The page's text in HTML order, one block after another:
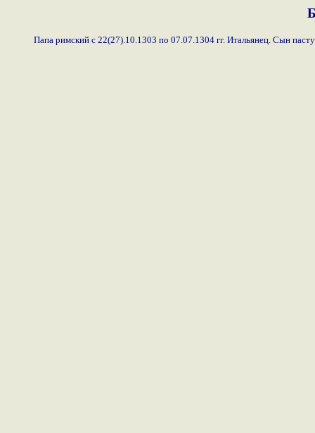
Папа римский с 22(27).10.1303 по 07.07.1304 гг. Итальянец. Сын